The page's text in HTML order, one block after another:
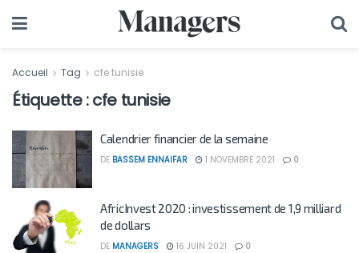
Accueil Tag cfe tunisie
Étiquette :cfe tunisie
Calendrier financier de la semaine
DE BASSEM ENNAIFAR 1 NOVEMBRE 2021 0
AfricInvest 2020 : investissement de 1,9 milliard
de dollars
DE MANAGERS 16 JUIN 2021 0